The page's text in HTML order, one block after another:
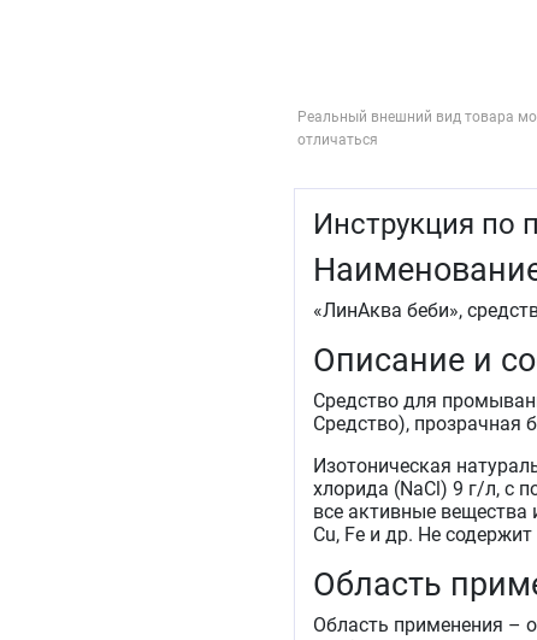
Реальный внешний вид товара
отличаться
Инструкция по
«ЛинАква беби»,
Описание и
Средство для
Средство), прозрачная
Изотоническая
хлорида (NaCl) 9 г/л, с
все активные вещества
Cu, Fe и др. Не
Область
Область применения –